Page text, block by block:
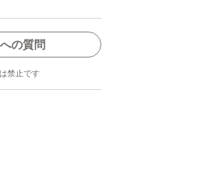
の質問
禁止です